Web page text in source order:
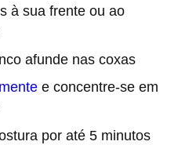
à sua frente ou ao
afunde nas coxas
e concentre-se em
por até 5 minutos